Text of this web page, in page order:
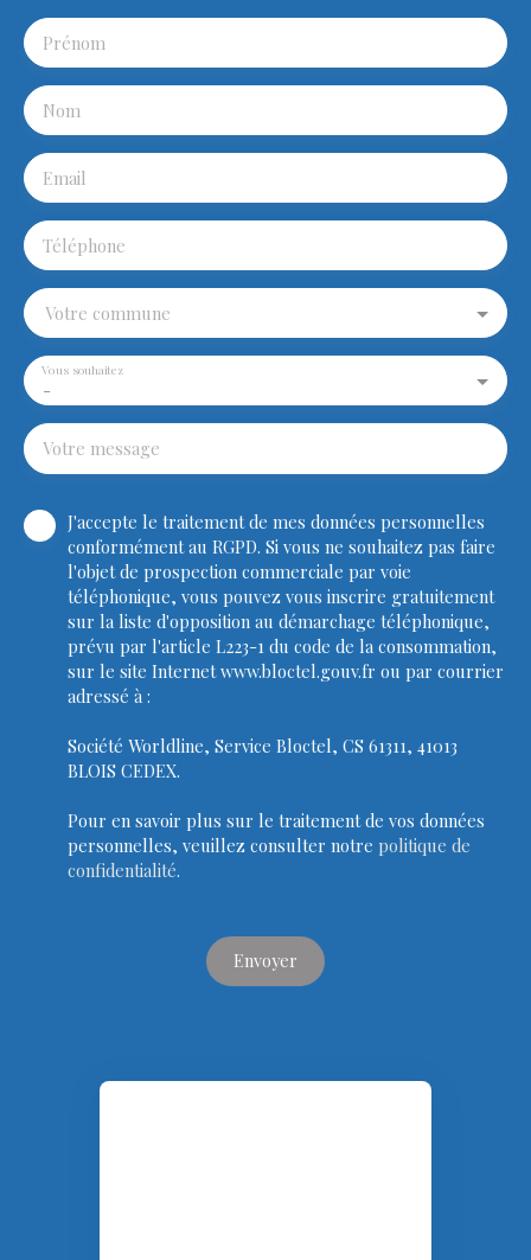
Prénom
Nom
Email
Téléphone
Votre commune
-
Vous souhaitez
Votre message
J'accepte le traitement de mes données personnelles
conformément au RGPD. Si vous ne souhaitez pas faire
l'objet de prospection commerciale par voie
téléphonique, vous pouvez vous inscrire gratuitement
sur la liste d'opposition au démarchage téléphonique,
prévu par l'article L223-1 du code de la consommation,
sur le site Internet www.bloctel.gouv.fr ou par courrier
adressé à :
Société Worldline, Service Bloctel, CS 61311, 41013
BLOIS CEDEX.
Pour en savoir plus sur le traitement de vos données
personnelles, veuillez consulter notre politique de
confidentialité.
Envoyer